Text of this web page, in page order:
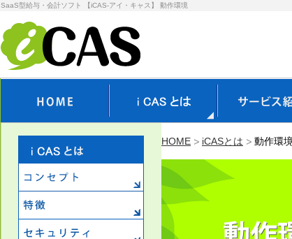
SaaS型給与・会計ソフト 【iCAS-アイ・キャス】 動作環境
HOME iCASとは 動作環